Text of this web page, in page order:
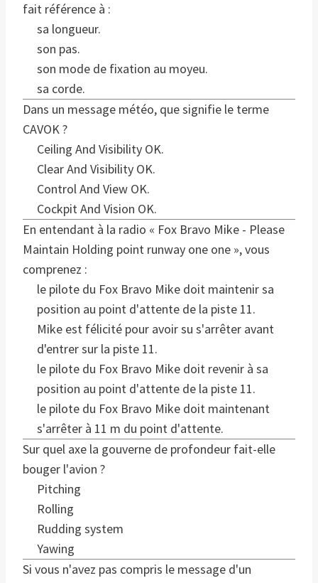
fait référence à :
sa longueur.
son pas.
son mode de fixation au moyeu.
sa corde.
Dans un message météo, que signifie le terme
CAVOK ?
Ceiling And Visibility OK.
Clear And Visibility OK.
Control And View OK.
Cockpit And Vision OK.
En entendant à la radio « Fox Bravo Mike - Please
Maintain Holding point runway one one », vous
comprenez :
le pilote du Fox Bravo Mike doit maintenir sa
position au point d'attente de la piste 11.
Mike est félicité pour avoir su s'arrêter avant
d'entrer sur la piste 11.
le pilote du Fox Bravo Mike doit revenir à sa
position au point d'attente de la piste 11.
le pilote du Fox Bravo Mike doit maintenant
s'arrêter à 11 m du point d'attente.
Sur quel axe la gouverne de profondeur fait-elle
bouger l'avion ?
Pitching
Rolling
Rudding system
Yawing
Si vous n'avez pas compris le message d'un